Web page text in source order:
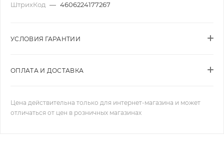
ШтрихКод — 4606224177267
УСЛОВИЯ ГАРАНТИИ
ОПЛАТА И ДОСТАВКА
Цена действительна только для интернет-магазина и может
отличаться от цен в розничных магазинах